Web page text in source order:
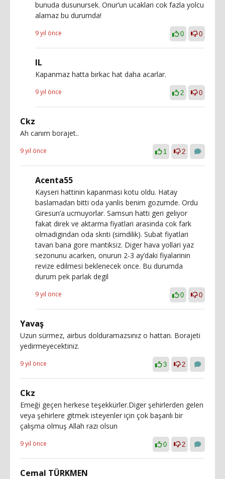
bunuda dusunursek. Onur’un ucaklari cok fazla yolcu
alamaz bu durumda!
9 yıl önce 0 0
IL
Kapanmaz hatta bırkac hat daha acarlar.
9 yıl önce 2 0
Ckz
Ah canım borajet..
9 yıl önce 1 2
Acenta55
Kayseri hattinin kapanmasi kotu oldu. Hatay
baslamadan bitti oda yanlis benim gozumde. Ordu
Giresun’a ucmuyorlar. Samsun hatti geri geliyor
fakat direk ve aktarma fiyatlari arasinda cok fark
olmadigindan oda sknti (simdilik). Subat fiyatlari
tavan bana gore mantiksiz. Diger hava yollari yaz
sezonunu acarken, onurun 2-3 ay’daki fiyalarinin
revize edilmesi beklenecek once. Bu durumda
durum pek parlak degil
9 yıl önce 0 0
Yavaş
Uzun sürmez, airbus dolduramazsınız o hattan. Borajeti
yedirmeyecektiniz.
9 yıl önce 3 2
Ckz
Emeği geçen herkese teşekkürler.Diger şehirlerden gelen
veya şehirlere gitmek isteyenler için çok başarılı bir
çalışma olmuş Allah razı olsun
9 yıl önce 0 2
Cemal TÜRKMEN